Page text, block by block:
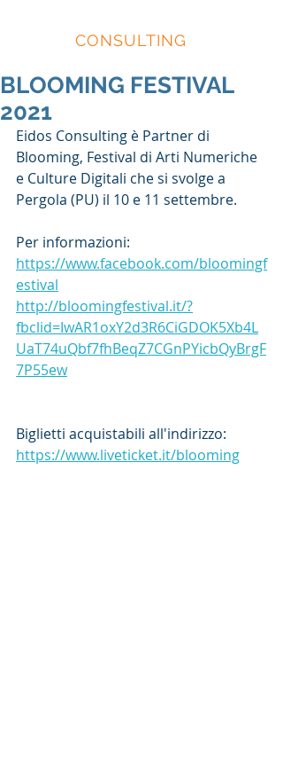
CONSULTING
BLOOMING FESTIVAL
2021
Eidos Consulting è Partner di
Blooming, Festival di Arti Numeriche
e Culture Digitali che si svolge a
Pergola (PU) il 10 e 11 settembre.
Per informazioni:
https://www.facebook.com/bloomingf
estival
http://bloomingfestival.it/?
fbclid=IwAR1oxY2d3R6CiGDOK5Xb4L
UaT74uQbf7fhBeqZ7CGnPYicbQyBrgF
7P55ew
Biglietti acquistabili all'indirizzo:
https://www.liveticket.it/blooming